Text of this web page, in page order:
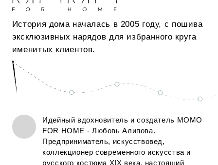
Партнеры и друзья MOMO FOR HOME дарят
вдохновение и помогают создать неповторимый
стиль.
МОМО FOR HOME - это собственный цех по
команда. Полный цикл производства
ключ» в сжатые сроки.
Российская компания с 20-летней
О БРЕНДЕ